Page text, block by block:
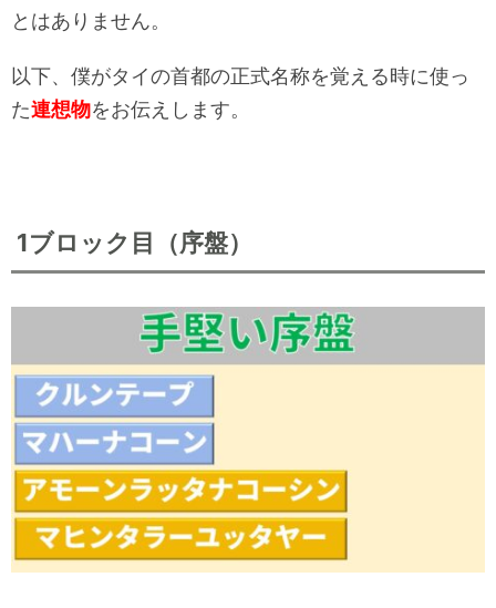
とはありません。
以下、僕がタイの首都の正式名称を覚える時に使っ
た連想物をお伝えします。
1ブロック目（序盤）